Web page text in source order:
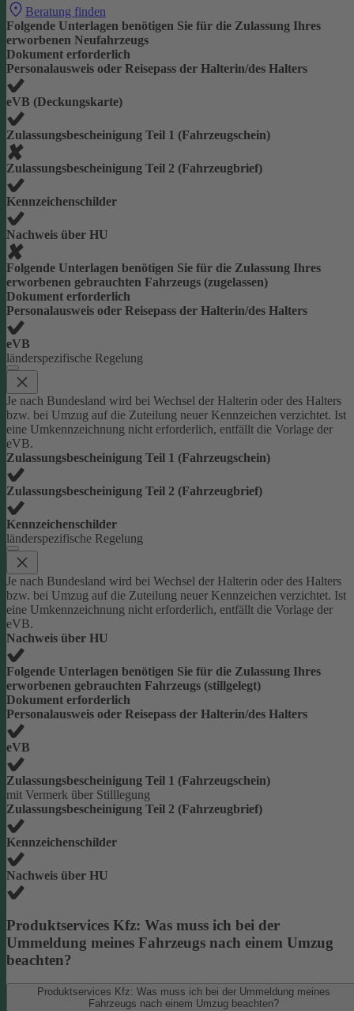
Beratung finden
Folgende Unterlagen benötigen Sie für die Zulassung Ihres
erworbenen Neufahrzeugs
Dokument erforderlich
Personalausweis oder Reisepass der Halterin/des Halters
eVB (Deckungskarte)
Zulassungsbescheinigung Teil 1 (Fahrzeugschein)
Zulassungsbescheinigung Teil 2 (Fahrzeugbrief)
Kennzeichenschilder
Nachweis über HU
Folgende Unterlagen benötigen Sie für die Zulassung Ihres
erworbenen gebrauchten Fahrzeugs (zugelassen)
Dokument erforderlich
Personalausweis oder Reisepass der Halterin/des Halters
eVB
länderspezifische Regelung
Je nach Bundesland wird bei Wechsel der Halterin oder des Halters
bzw. bei Umzug auf die Zuteilung neuer Kennzeichen verzichtet. Ist
eine Umkennzeichnung nicht erforderlich, entfällt die Vorlage der
eVB.
Zulassungsbescheinigung Teil 1 (Fahrzeugschein)
Zulassungsbescheinigung Teil 2 (Fahrzeugbrief)
Kennzeichenschilder
länderspezifische Regelung
Je nach Bundesland wird bei Wechsel der Halterin oder des Halters
bzw. bei Umzug auf die Zuteilung neuer Kennzeichen verzichtet. Ist
eine Umkennzeichnung nicht erforderlich, entfällt die Vorlage der
eVB.
Nachweis über HU
Folgende Unterlagen benötigen Sie für die Zulassung Ihres
erworbenen gebrauchten Fahrzeugs (stillgelegt)
Dokument erforderlich
Personalausweis oder Reisepass der Halterin/des Halters
eVB
Zulassungsbescheinigung Teil 1 (Fahrzeugschein)
mit Vermerk über Stilllegung
Zulassungsbescheinigung Teil 2 (Fahrzeugbrief)
Kennzeichenschilder
Nachweis über HU
Produktservices Kfz: Was muss ich bei der
Ummeldung meines Fahrzeugs nach einem Umzug
beachten?
Produktservices Kfz: Was muss ich bei der Ummeldung meines
Fahrzeugs nach einem Umzug beachten?